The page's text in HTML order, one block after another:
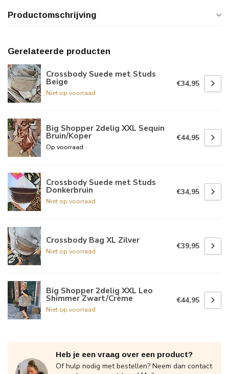
Productomschrijving
Gerelateerde producten
Crossbody Suede met Studs
Beige
Niet op voorraad
€34,95
Big Shopper 2delig XXL Sequin
Bruin/Koper
Op voorraad
€44,95
Crossbody Suede met Studs
Donkerbruin
Niet op voorraad
€34,95
Crossbody Bag XL Zilver
Niet op voorraad
€39,95
Big Shopper 2delig XXL Leo
Shimmer Zwart/Crème
Niet op voorraad
€44,95
Heb je een vraag over een product?
Of hulp nodig met bestellen? Neem dan contact